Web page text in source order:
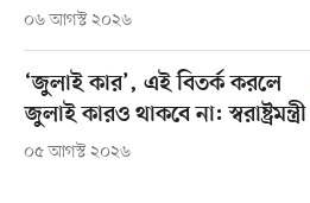
০৬ আগস্ট ২০২৬
‘জুলাই কার’, এই বিতর্ক করলে
জুলাই কারও থাকবে না: স্বরাষ্ট্রমন্ত্রী
০৫ আগস্ট ২০২৬